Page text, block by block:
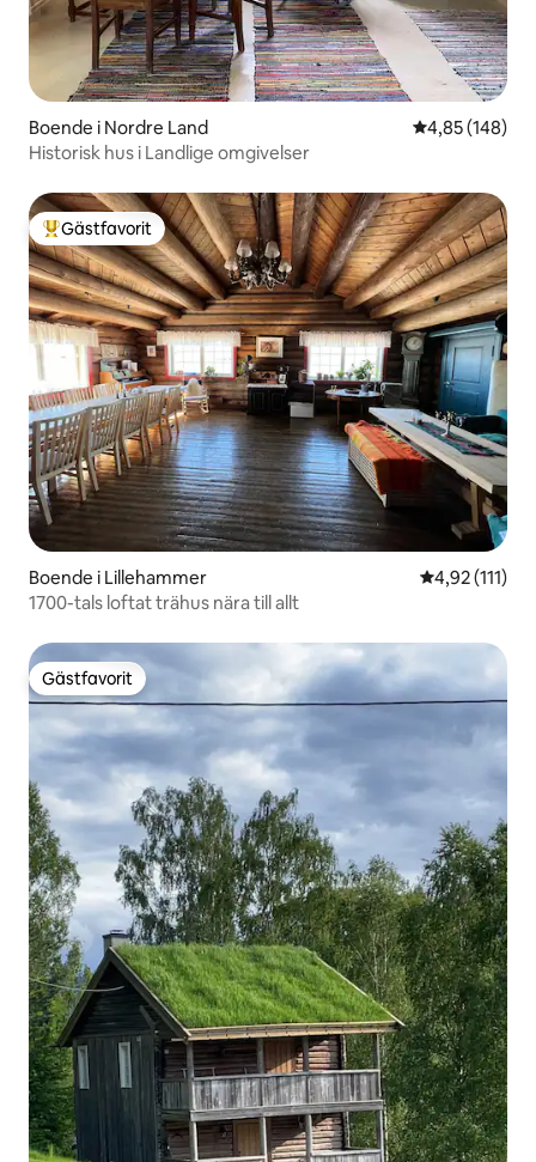
Boende i Nordre Land 4,85 av 5 i
4,85 (148)
Historisk hus i Landlige omgivelser
Populär gästfavorit
Gästfavorit
Boende i Lillehammer 4,92 av 5 i
4,92 (111)
1700-tals loftat trähus nära till allt
Gästfavorit
Gästfavorit